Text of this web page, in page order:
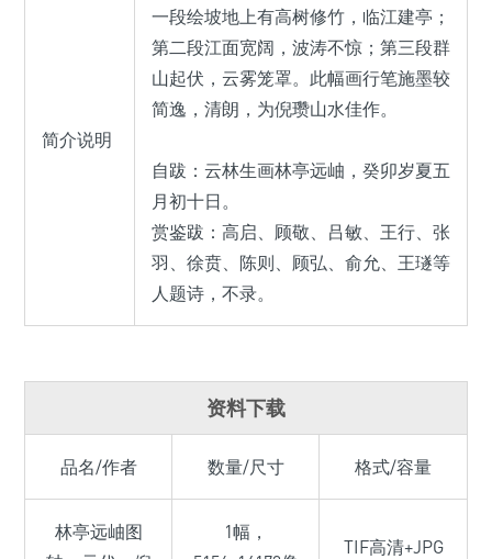
简介说明
一段绘坡地上有高树修竹，临江建亭；
第二段江面宽阔，波涛不惊；第三段群
山起伏，云雾笼罩。此幅画行笔施墨较
简逸，清朗，为倪瓒山水佳作。
自跋：云林生画林亭远岫，癸卯岁夏五
月初十日。
赏鉴跋：高启、顾敬、吕敏、王行、张
羽、徐贲、陈则、顾弘、俞允、王璲等
人题诗，不录。
资料下载
品名/作者 数量/尺寸 格式/容量
林亭远岫图
1幅，
TIF高清+JPG